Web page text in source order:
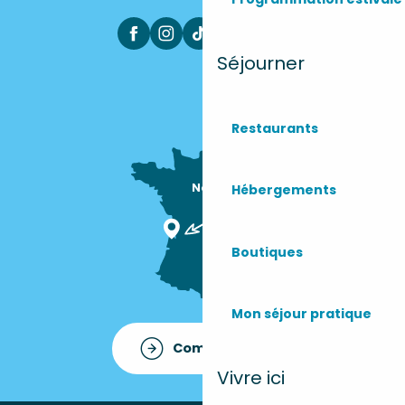
Séjourner
Restaurants
Hébergements
Boutiques
Mon séjour pratique
Vivre ici
Nous sommes
Comment venir ?